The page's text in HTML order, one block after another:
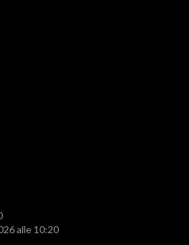
alle 10:20